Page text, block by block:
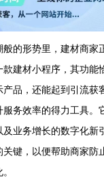
的形势里，建材商家
建材小程序，其功能
品，还能起到引流获
务效率的得力工具。
及业务增长的数字化新
关键，以便帮助商家防